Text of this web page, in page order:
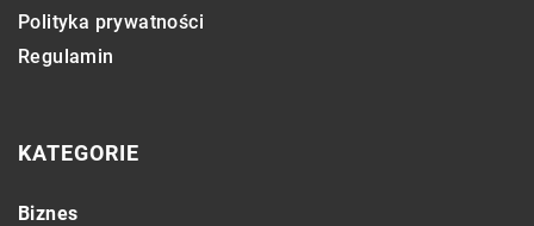
Polityka prywatności
Regulamin
KATEGORIE
Biznes